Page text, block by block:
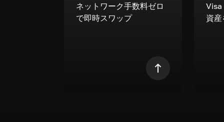
ネットワーク手数料ゼロ
で即時スワップ
資